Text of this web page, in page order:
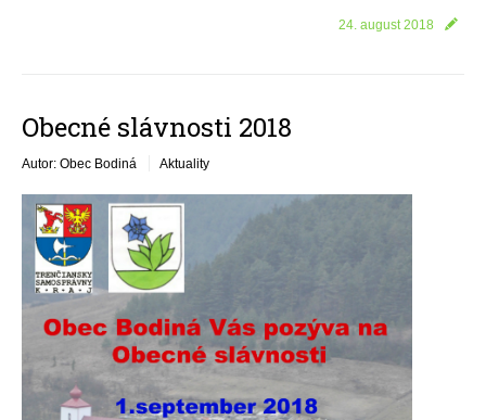
24. august 2018
Obecné slávnosti 2018
Autor: Obec Bodiná Aktuality